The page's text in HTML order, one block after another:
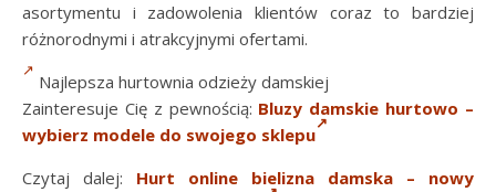
asortymentu i zadowolenia klientów coraz to bardziej
różnorodnymi i atrakcyjnymi ofertami.
Najlepsza hurtownia odzieży damskiej
Zainteresuje Cię z pewnością: Bluzy damskie hurtowo –
wybierz modele do swojego sklepu
Czytaj dalej: Hurt online bielizna damska – nowy